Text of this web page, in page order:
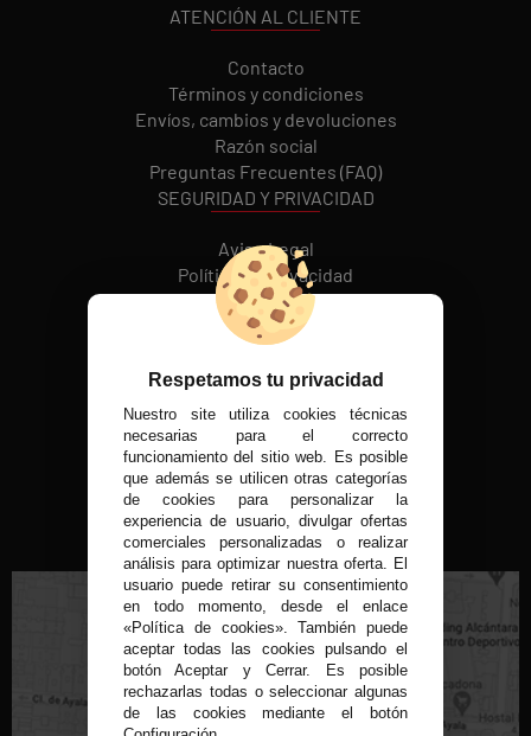
ATENCIÓN AL CLIENTE
Contacto
Términos y condiciones
Envíos, cambios y devoluciones
Razón social
Preguntas Frecuentes (FAQ)
SEGURIDAD Y PRIVACIDAD
Aviso Legal
Política de Privacidad
Política de cookies
REDES SOCIALES
MÉTODOS DE PAGO
VISITA NUESTRA TIENDA FÍSICA
C/ Conde de Peñalver, 22 MADRID
Respetamos tu privacidad
Nuestro site utiliza cookies técnicas
necesarias para el correcto
funcionamiento del sitio web. Es posible
que además se utilicen otras categorías
de cookies para personalizar la
experiencia de usuario, divulgar ofertas
comerciales personalizadas o realizar
análisis para optimizar nuestra oferta. El
usuario puede retirar su consentimiento
en todo momento, desde el enlace
«Política de cookies». También puede
aceptar todas las cookies pulsando el
botón Aceptar y Cerrar. Es posible
rechazarlas todas o seleccionar algunas
de las cookies mediante el botón